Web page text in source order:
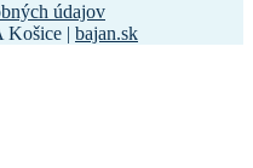
údajov
Košice | bajan.sk